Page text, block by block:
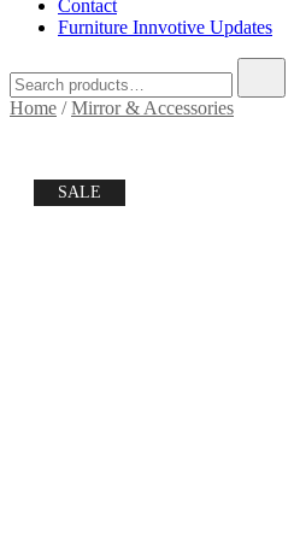
Contact
Furniture Innvotive Updates
for:
Home /Mirror & Accessories
SALE